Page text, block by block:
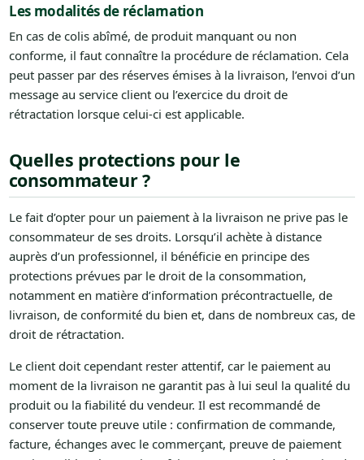
Les modalités de réclamation
En cas de colis abîmé, de produit manquant ou non
conforme, il faut connaître la procédure de réclamation. Cela
peut passer par des réserves émises à la livraison, l’envoi d’un
message au service client ou l’exercice du droit de
rétractation lorsque celui-ci est applicable.
Quelles protections pour le
consommateur ?
Le fait d’opter pour un paiement à la livraison ne prive pas le
consommateur de ses droits. Lorsqu’il achète à distance
auprès d’un professionnel, il bénéficie en principe des
protections prévues par le droit de la consommation,
notamment en matière d’information précontractuelle, de
livraison, de conformité du bien et, dans de nombreux cas, de
droit de rétractation.
Le client doit cependant rester attentif, car le paiement au
moment de la livraison ne garantit pas à lui seul la qualité du
produit ou la fiabilité du vendeur. Il est recommandé de
conserver toute preuve utile : confirmation de commande,
facture, échanges avec le commerçant, preuve de paiement